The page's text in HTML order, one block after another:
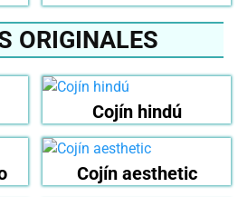
ORIGINALES
Cojín hindú
Cojín aesthetic